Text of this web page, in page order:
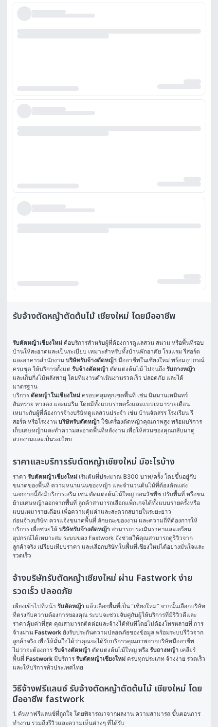
รับจ้างตัดหญ้าตัดต้นไม้ เชียงใหม่ โดยมืออาชีพ
รับตัดหญ้าเชียงใหม่ คือบริการสำหรับผู้ที่ต้องการดูแลสวน สนาม หรือพื้นที่รอบ
บ้านให้สะอาดและเป็นระเบียบ เหมาะสำหรับทั้งบ้านพักอาศัย โรงแรม รีสอร์ต
และอาคารสำนักงาน บริษัทรับจ้างตัดหญ้า มืออาชีพในเชียงใหม่ พร้อมอุปกรณ์
ครบชุด ให้บริการตั้งแต่ รับจ้างตัดหญ้า ตัดแต่งต้นไม้ ไปจนถึง รับถางหญ้า
และเก็บกิ่งไม้หลังพายุ โดยทีมงานดำเนินงานรวดเร็ว ปลอดภัย และได้
มาตรฐาน
บริการ ตัดหญ้าในเชียงใหม่ ครอบคลุมทุกเขตพื้นที่ เช่น นิมมานเหมินทร์
สันทราย หางดง และแม่ริม โดยมีทั้งแบบรายครั้งและแบบเหมารายเดือน
เหมาะกับผู้ที่ต้องการจ้างบริษัทดูแลสวนประจำ เช่น บ้านจัดสรร โรงเรียน รี
สอร์ต หรือโรงงาน บริษัทรับตัดหญ้า ใช้เครื่องตัดหญ้าคุณภาพสูง พร้อมบริการ
เก็บเศษหญ้าและทำความสะอาดพื้นที่หลังงาน เพื่อให้สวนของคุณกลับมาดู
สวยงามและเป็นระเบียบ
ราคาและบริการรับตัดหญ้าเชียงใหม่ มีอะไรบ้าง
ราคา รับตัดหญ้าเชียงใหม่ เริ่มต้นที่ประมาณ ฿300 บาท/ครั้ง โดยขึ้นอยู่กับ
ขนาดของพื้นที่ ความหนาแน่นของหญ้า และจำนวนต้นไม้ที่ต้องตัดแต่ง
นอกจากนี้ยังมีบริการเสริม เช่น ตัดแต่งต้นไม้ใหญ่ ถอนวัชพืช ปรับพื้นที่ หรือขน
ย้ายเศษหญ้าออกจากพื้นที่ ลูกค้าสามารถเลือกแพ็กเกจได้ทั้งแบบรายครั้งหรือ
แบบเหมารายเดือน เพื่อความคุ้มค่าและสะดวกสบายในระยะยาว
ก่อนจ้างบริษัท ควรแจ้งขนาดพื้นที่ ลักษณะของงาน และความถี่ที่ต้องการให้
บริการ เพื่อช่วยให้ บริษัทรับจ้างตัดหญ้า สามารถประเมินราคาและเตรียม
อุปกรณ์ได้เหมาะสม ระบบของ Fastwork ยังช่วยให้คุณสามารถดูรีวิวจาก
ลูกค้าจริง เปรียบเทียบราคา และเลือกบริษัทในพื้นที่เชียงใหม่ได้อย่างมั่นใจและ
รวดเร็ว
จ้างบริษัทรับตัดหญ้าเชียงใหม่ ผ่าน Fastwork ง่าย
รวดเร็ว ปลอดภัย
เพียงเข้าไปที่หน้า รับตัดหญ้า แล้วเลือกพื้นที่เป็น “เชียงใหม่” จากนั้นเลือกบริษัท
ที่ตรงกับความต้องการของคุณ ระบบจะช่วยจับคู่กับผู้ให้บริการที่มีรีวิวดีและ
ราคาคุ้มค่าที่สุด คุณสามารถติดต่อและจ้างได้ทันทีโดยไม่ต้องโทรหลายที่ การ
จ้างผ่าน Fastwork ยังรับประกันความปลอดภัยของข้อมูล พร้อมระบบรีวิวจาก
ลูกค้าจริง เพื่อให้มั่นใจได้ว่าคุณจะได้รับบริการคุณภาพจากบริษัทมืออาชีพ
ไม่ว่าจะต้องการ รับจ้างตัดหญ้า ตัดแต่งต้นไม้ใหญ่ หรือ รับถางหญ้า เคลียร์
พื้นที่ Fastwork มีบริการ รับตัดหญ้าเชียงใหม่ ครบทุกประเภท จ้างง่าย รวดเร็ว
และให้บริการทั่วประเทศไทย
วิธีจ้างฟรีแลนซ์ รับจ้างตัดหญ้าตัดต้นไม้ เชียงใหม่ โดย
มืออาชีพ fastwork
1. ค้นหาฟรีแลนซ์ที่ถูกใจ โดยพิจารณาจากผลงาน ความสามารถ ขั้นตอนการ
ทำงาน รวมถึงรีวิวและความเห็นต่างๆ ที่ได้รับ